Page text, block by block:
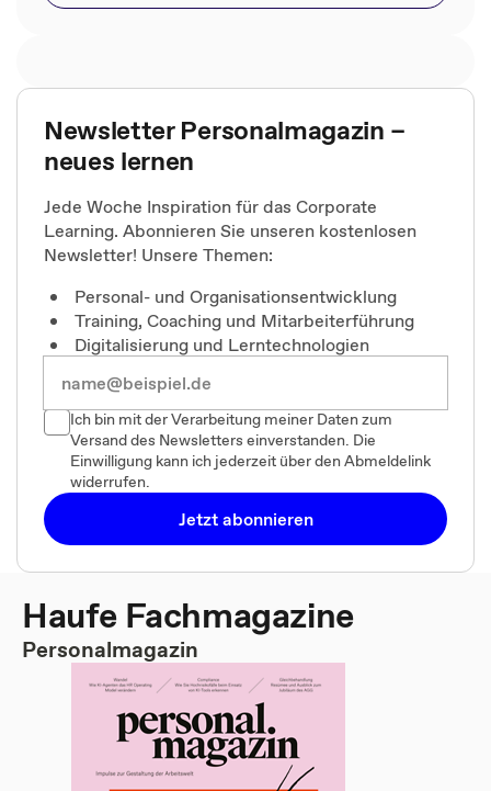
Newsletter Personalmagazin –
neues lernen
Jede Woche Inspiration für das Corporate
Learning. Abonnieren Sie unseren kostenlosen
Newsletter! Unsere Themen:
Personal- und Organisationsentwicklung
Training, Coaching und Mitarbeiterführung
Digitalisierung und Lerntechnologien
Ich bin mit der Verarbeitung meiner Daten zum
Versand des Newsletters einverstanden. Die
Einwilligung kann ich jederzeit über den Abmeldelink
widerrufen.
Jetzt abonnieren
Haufe Fachmagazine
Personalmagazin